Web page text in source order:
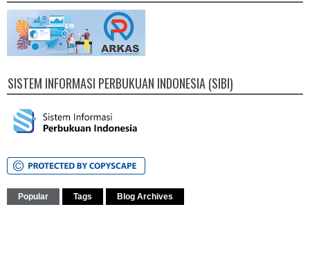
SISTEM INFORMASI PERBUKUAN INDONESIA (SIBI)
Popular Tags Blog Archives